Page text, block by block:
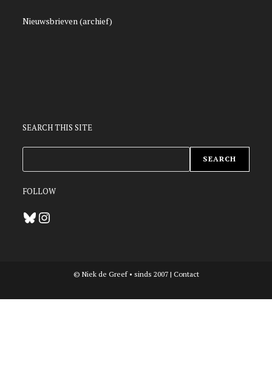
Nieuwsbrieven (archief)
SEARCH THIS SITE
SEARCH
FOLLOW
BlueskyInstagram
© Niek de Greef • sinds 2007 | Contact